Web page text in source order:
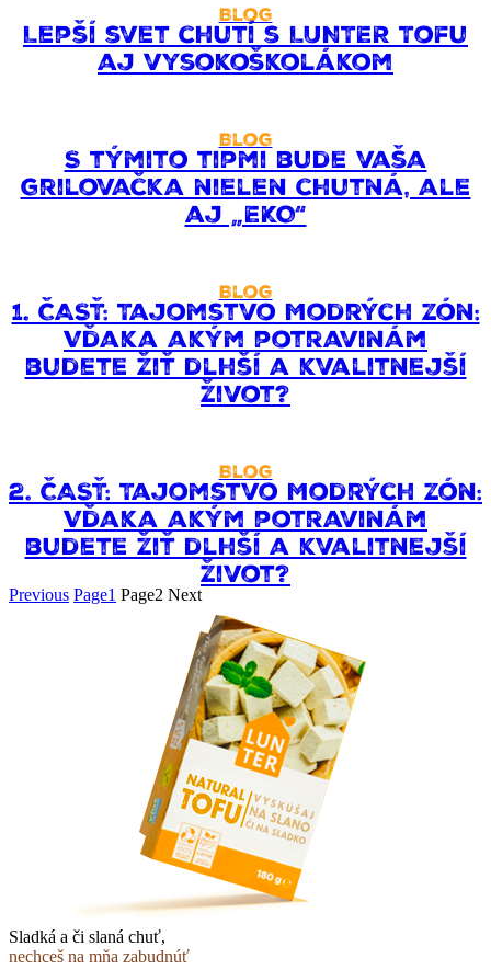
Blog
Lepší svet chutí s LUNTER Tofu
aj vysokoškolákom
Blog
S týmito tipmi bude vaša
grilovačka nielen chutná, ale
aj „EKO“
Blog
1. ČASŤ: Tajomstvo Modrých zón:
Vďaka akým potravinám
budete žiť dlhší a kvalitnejší
život?
Blog
2. ČASŤ: Tajomstvo Modrých zón:
Vďaka akým potravinám
budete žiť dlhší a kvalitnejší
život?
Previous Page1 Page2 Next
Sladká a či slaná chuť,
nechceš na mňa zabudnúť